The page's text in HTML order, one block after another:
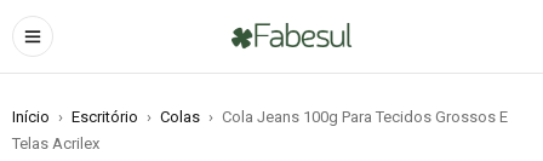
Início › Escritório › Colas › Cola Jeans 100g Para Tecidos Grossos E
Telas Acrilex